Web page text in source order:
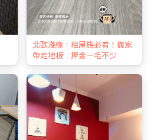
北歐淺橡｜租屋族必看！搬家
帶走地板，押金一毛不少